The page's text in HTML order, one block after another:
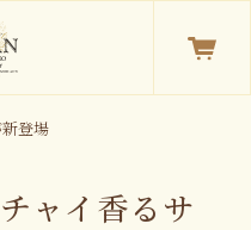
登場
ャイ香るサ